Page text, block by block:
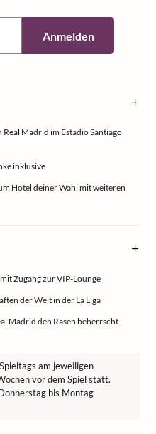
Anmelden
Madrid im Estadio Santiago
inklusive
Hotel deiner Wahl mit weiteren
Zugang zur VIP-Lounge
der Welt in der La Liga
Madrid den Rasen beherrscht
am jeweiligen
vor dem Spiel statt.
bis Montag